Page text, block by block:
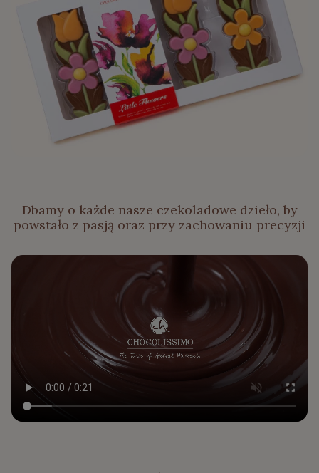
Dbamy o każde nasze czekoladowe dzieło, by
powstało z pasją oraz przy zachowaniu precyzji